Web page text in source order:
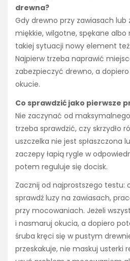
drewna?
Gdy drewno przy zawiasach
miękkie, wilgotne, spękane albo
takiej sytuacji nowy element
Najpierw trzeba naprawić
zabezpieczyć drewno, a
okucie.
Co sprawdzić jako pierwsze
Nie zaczynać od
trzeba sprawdzić, czy skrzydło
uszczelka nie jest spłaszczona
zaczepy łapią rygle w
potem reguluje się docisk.
Zacznij od najprostszego testu:
sprawdź luzy na zawiasach,
przy mocowaniach. Jeżeli
i nasmaruj okucia, a dopiero
śruba kręci się w pustym
przeskakuje, nie maskuj usterki